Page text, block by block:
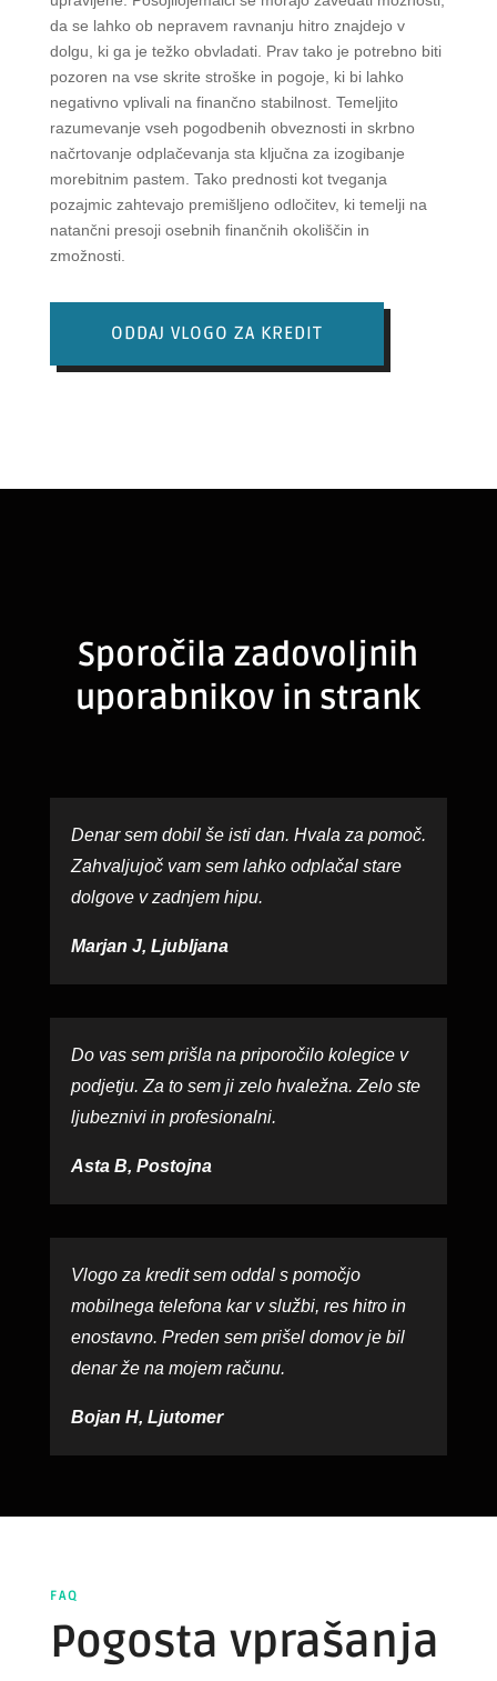
da se lahko ob nepravem ravnanju hitro znajdejo v
dolgu, ki ga je težko obvladati. Prav tako je potrebno biti
pozoren na vse skrite stroške in pogoje, ki bi lahko
negativno vplivali na finančno stabilnost. Temeljito
razumevanje vseh pogodbenih obveznosti in skrbno
načrtovanje odplačevanja sta ključna za izogibanje
morebitnim pastem. Tako prednosti kot tveganja
pozajmic zahtevajo premišljeno odločitev, ki temelji na
natančni presoji osebnih finančnih okoliščin in
zmožnosti.
ODDAJ VLOGO ZA KREDIT
Sporočila zadovoljnih
uporabnikov in strank
Denar sem dobil še isti dan. Hvala za pomoč.
Zahvaljujoč vam sem lahko odplačal stare
dolgove v zadnjem hipu.
Marjan J, Ljubljana
Do vas sem prišla na priporočilo kolegice v
podjetju. Za to sem ji zelo hvaležna. Zelo ste
ljubeznivi in profesionalni.
Asta B, Postojna
Vlogo za kredit sem oddal s pomočjo
mobilnega telefona kar v službi, res hitro in
enostavno. Preden sem prišel domov je bil
denar že na mojem računu.
Bojan H, Ljutomer
FAQ
Pogosta vprašanja